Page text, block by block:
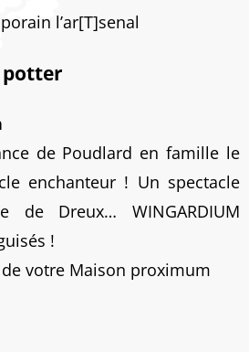
l’ar[T]senal
potter
de Poudlard en famille le
enchanteur ! Un spectacle
Dreux… WINGARDIUM
!
votre Maison proximum